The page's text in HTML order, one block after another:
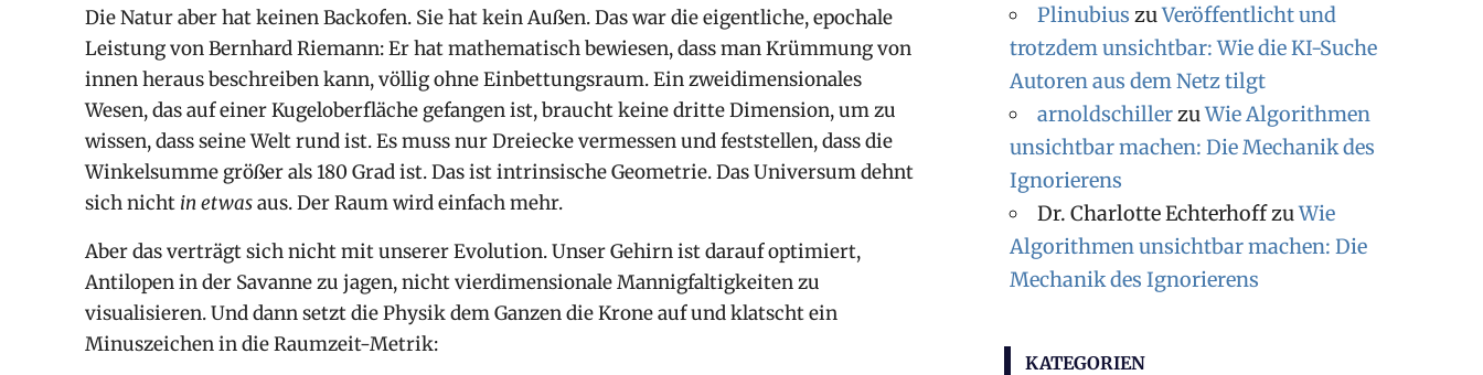
Die Natur aber hat keinen Backofen. Sie hat kein Außen. Das war die eigentliche, epochale
Leistung von Bernhard Riemann: Er hat mathematisch bewiesen, dass man Krümmung von
innen heraus beschreiben kann, völlig ohne Einbettungsraum. Ein zweidimensionales
Wesen, das auf einer Kugeloberfläche gefangen ist, braucht keine dritte Dimension, um zu
wissen, dass seine Welt rund ist. Es muss nur Dreiecke vermessen und feststellen, dass die
Winkelsumme größer als 180 Grad ist. Das ist intrinsische Geometrie. Das Universum dehnt
sich nicht in etwasaus. Der Raum wird einfach mehr.
Aber das verträgt sich nicht mit unserer Evolution. Unser Gehirn ist darauf optimiert,
Antilopen in der Savanne zu jagen, nicht vierdimensionale Mannigfaltigkeiten zu
visualisieren. Und dann setzt die Physik dem Ganzen die Krone auf und klatscht ein
Minuszeichen in die Raumzeit-Metrik:
Plinubius zuVeröffentlicht und
trotzdem unsichtbar: Wie die KI-Suche
Autoren aus dem Netz tilgt
arnoldschillerzuWie Algorithmen
unsichtbar machen: Die Mechanik des
Ignorierens
Dr. Charlotte EchterhoffzuWie
Algorithmen unsichtbar machen: Die
Mechanik des Ignorierens
KATEGORIEN